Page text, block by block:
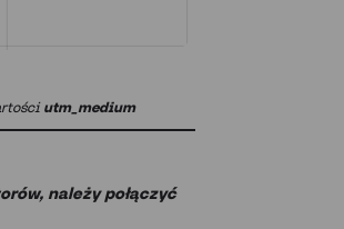
utm_medium
należy połączyć